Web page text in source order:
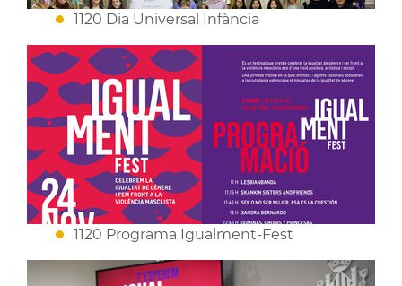
1120 Dia Universal Infància
1120 Programa Igualment-Fest